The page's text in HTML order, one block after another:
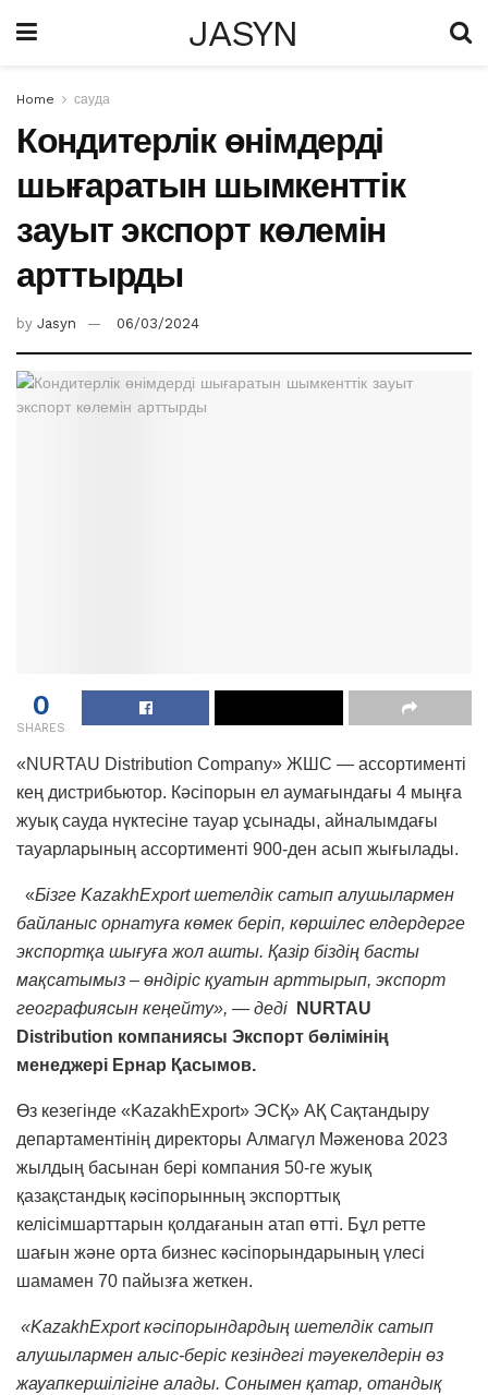
JASYN
Home сауда
Кондитерлік өнімдерді
шығаратын шымкенттік
зауыт экспорт көлемін
арттырды
by Jasyn 06/03/2024
0
SHARES
«NURTAU Distribution Company» ЖШС — ассортименті
кең дистрибьютор. Кәсіпорын ел аумағындағы 4 мыңға
жуық сауда нүктесіне тауар ұсынады, айналымдағы
тауарларының ассортименті 900-ден асып жығылады.
«Бізге KazakhExport шетелдік сатып алушылармен
байланыс орнатуға көмек беріп, көршілес елдердерге
экспортқа шығуға жол ашты. Қазір біздің басты
мақсатымыз – өндіріс қуатын арттырып, экспорт
географиясын кеңейту», — деді
NURTAU
Distribution компаниясы Экспорт бөлімінің
менеджері Ернар Қасымов.
Өз кезегінде «KazakhExport» ЭСҚ» АҚ Сақтандыру
департаментінің директоры Алмагүл Мәженова 2023
жылдың басынан бері компания 50-ге жуық
қазақстандық кәсіпорынның экспорттық
келісімшарттарын қолдағанын атап өтті. Бұл ретте
шағын және орта бизнес кәсіпорындарының үлесі
шамамен 70 пайызға жеткен.
«KazakhExport кәсіпорындардың шетелдік сатып
алушылармен алыс-беріс кезіндегі тәуекелдерін өз
жауапкершілігіне алады. Сонымен қатар, отандық